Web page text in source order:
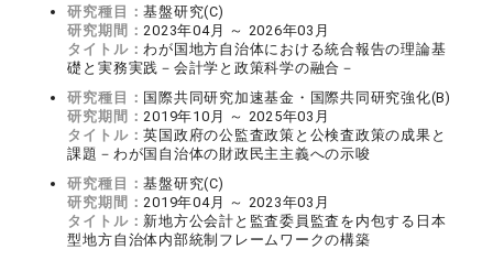
研究種目：基盤研究(C)
研究期間：2023年04月 ～ 2026年03月
タイトル：わが国地方自治体における統合報告の理論基
礎と実務実践－会計学と政策科学の融合－
研究種目： 国際共同研究加速基金・国際共同研究強化(B)
研究期間：2019年10月 ～ 2025年03月
タイトル：英国政府の公監査政策と公検査政策の成果と
課題－わが国自治体の財政民主主義への示唆
研究種目：基盤研究(C)
研究期間：2019年04月 ～ 2023年03月
タイトル： 新地方公会計と監査委員監査を内包する日本
型地方自治体内部統制フレームワークの構築